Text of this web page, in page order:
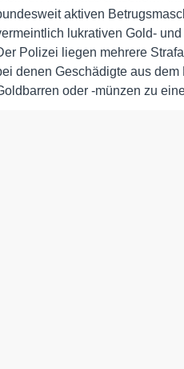
aktiven
lukrativen Gold-
Polizei liegen mehrere
denen Geschädigte aus dem
oder -münzen zu